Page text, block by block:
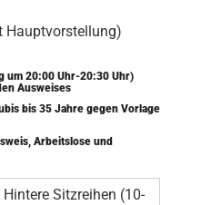
Hauptvorstellung)
um 20:00 Uhr-20:30 Uhr)
Ausweises
bis 35 Jahre gegen Vorlage
Arbeitslose und
Hintere Sitzreihen (10-